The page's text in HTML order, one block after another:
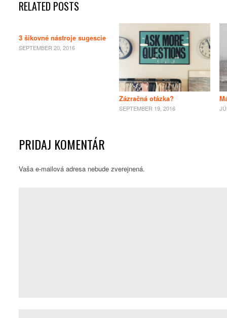
RELATED POSTS
3 šikovné nástroje sugescie
SEPTEMBER 20, 2016
Zázračná otázka?
SEPTEMBER 19, 2016
PRIDAJ KOMENTÁR
Vaša e-mailová adresa nebude zverejnená.